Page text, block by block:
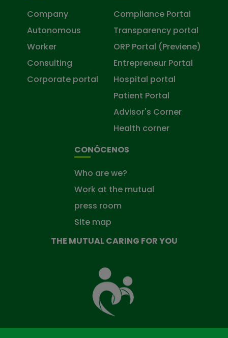
Company
Autonomous
Worker
Consulting
Corporate portal
Compliance Portal
Transparency portal
ORP Portal (Previene)
Entrepreneur Portal
Hospital portal
Patient Portal
Advisor's Corner
Health corner
CONÓCENOS
Who are we?
Work at the mutual
press room
Site map
THE MUTUAL CARING FOR YOU
Mutual
Fund
that
takes